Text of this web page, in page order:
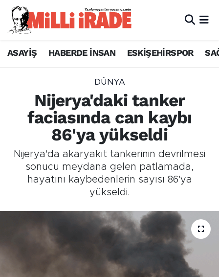
ASAYİŞ HABERDE İNSAN ESKİŞEHİRSPOR
DÜNYA
Nijerya'daki tanker
faciasında can kaybı
86'ya yükseldi
Nijerya'da akaryakıt tankerinin devrilmesi
sonucu meydana gelen patlamada,
hayatını kaybedenlerin sayısı 86'ya
yükseldi.